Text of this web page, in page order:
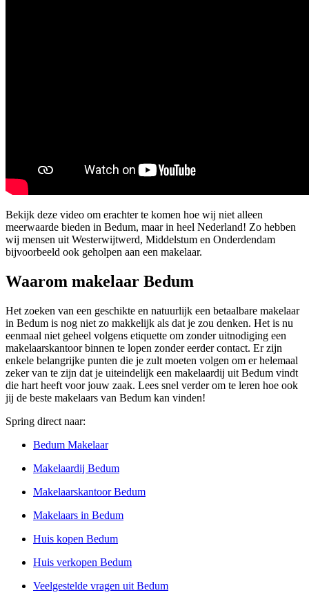
Bekijk deze video om erachter te komen hoe wij niet alleen
meerwaarde bieden in Bedum, maar in heel Nederland! Zo hebben
wij mensen uit Westerwijtwerd, Middelstum en Onderdendam
bijvoorbeeld ook geholpen aan een makelaar.
Waarom makelaar Bedum
Het zoeken van een geschikte en natuurlijk een betaalbare makelaar
in Bedum is nog niet zo makkelijk als dat je zou denken. Het is nu
eenmaal niet geheel volgens etiquette om zonder uitnodiging een
makelaarskantoor binnen te lopen zonder eerder contact. Er zijn
enkele belangrijke punten die je zult moeten volgen om er helemaal
zeker van te zijn dat je uiteindelijk een makelaardij uit Bedum vindt
die hart heeft voor jouw zaak. Lees snel verder om te leren hoe ook
jij de beste makelaars van Bedum kan vinden!
Spring direct naar:
Bedum Makelaar
Makelaardij Bedum
Makelaarskantoor Bedum
Makelaars in Bedum
Huis kopen Bedum
Huis verkopen Bedum
Veelgestelde vragen uit Bedum